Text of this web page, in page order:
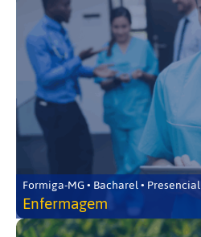
Formiga-MG • Bacharel • Presencial
Enfermagem